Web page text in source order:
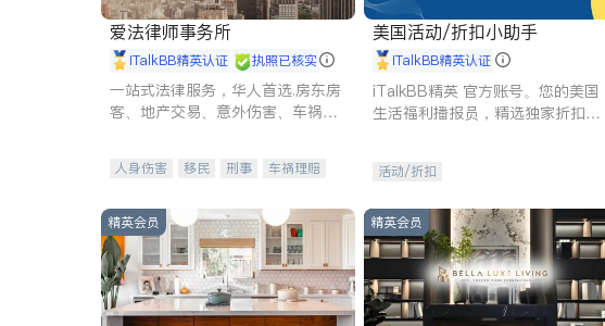
爱法律师事务所
iTalkBB精英认证 执照已核实
一站式法律服务，华人首选.房东房
客、地产交易、意外伤害、车祸重
人身伤害 移民 刑事
车祸理赔
商标注册
索赔 律师-其它 保释
美国活动/折扣小助手
iTalkBB精英认证
iTalkBB精英 官方账号。您的美国
生活福利播报员，精选独家折扣、
活动/折扣
精英会员 精英会员